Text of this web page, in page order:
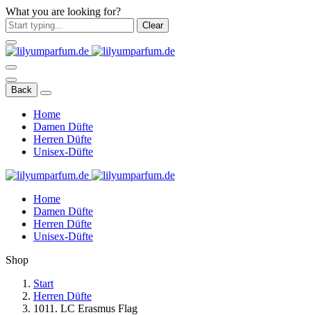
What you are looking for?
Clear
Back
Home
Damen Düfte
Herren Düfte
Unisex-Düfte
Home
Damen Düfte
Herren Düfte
Unisex-Düfte
Shop
Start
Herren Düfte
1011. LC Erasmus Flag